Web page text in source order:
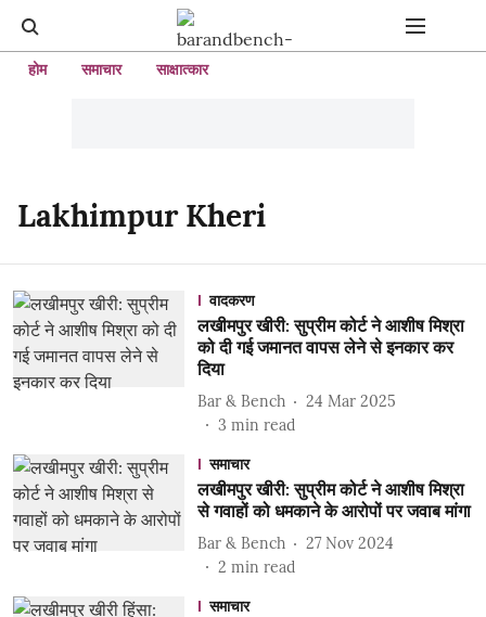
होम समाचार साक्षात्कार
Lakhimpur Kheri
वादकरण
लखीमपुर खीरी: सुप्रीम कोर्ट ने आशीष मिश्रा
को दी गई जमानत वापस लेने से इनकार कर
दिया
Bar & Bench
24 Mar 2025
3 min read
समाचार
लखीमपुर खीरी: सुप्रीम कोर्ट ने आशीष मिश्रा
से गवाहों को धमकाने के आरोपों पर जवाब मांगा
Bar & Bench
27 Nov 2024
2 min read
समाचार